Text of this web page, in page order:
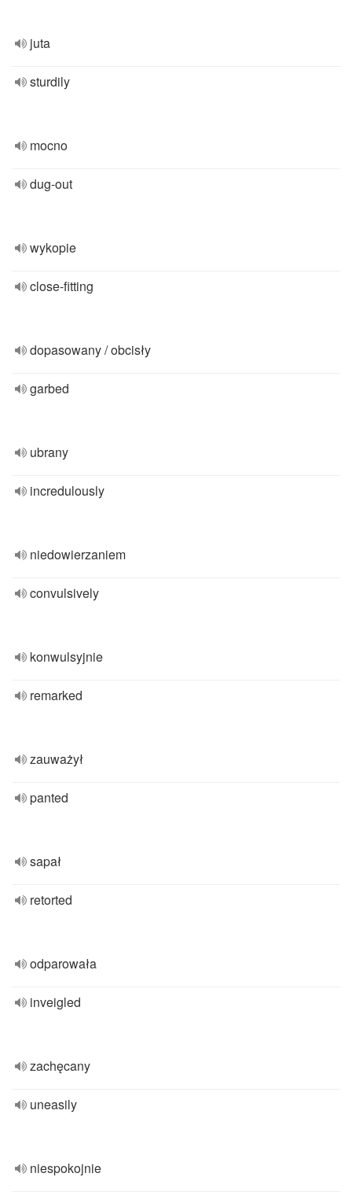
juta
sturdily
mocno
dug-out
wykopie
close-fitting
dopasowany / obcisły
garbed
ubrany
incredulously
niedowierzaniem
convulsively
konwulsyjnie
remarked
zauważył
panted
sapał
retorted
odparowała
inveigled
zachęcany
uneasily
niespokojnie